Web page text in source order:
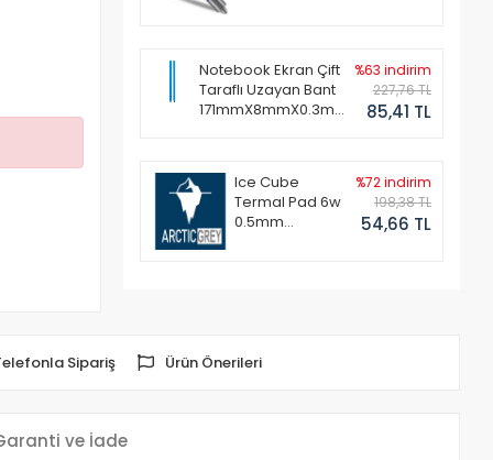
Notebook Ekran Çift
Taraflı Uzayan Bant
171mmX8mmX0.3mm
%63 indirim
227,76 TL
85,41 TL
Ice Cube
Termal Pad 6w
0.5mm
%72 indirim
198,38 TL
54,66 TL
Sipariş Ürün Önerileri
ve İade